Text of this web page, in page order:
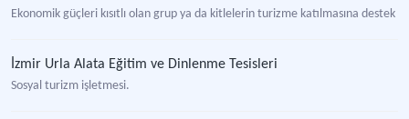
Ekonomik güçleri kısıtlı olan grup ya da kitlelerin turizme katılmasına
İzmir Urla Alata Eğitim ve Dinlenme Tesisleri
Sosyal turizm işletmesi.